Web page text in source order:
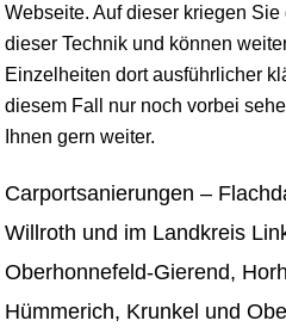
Webseite. Auf dieser kriegen
dieser Technik und können
Einzelheiten dort ausführlicher
diesem Fall nur noch vorbei
Ihnen gern weiter.
Carportsanierungen –
Willroth und im Landkreis
Oberhonnefeld-Gierend,
Hümmerich, Krunkel und